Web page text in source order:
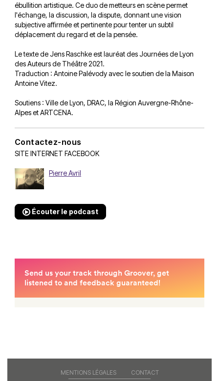
ébullition artistique. Ce duo de metteurs en scène permet
l'échange, la discussion, la dispute, donnant une vision
subjective affirmée et pertinente pour tenter un subtil
déplacement du regard et de la pensée.
Le texte de Jens Raschke est lauréat des Journées de Lyon
des Auteurs de Théâtre 2021.
Traduction : Antoine Palévody avec le soutien de la Maison
Antoine Vitez.
Soutiens : Ville de Lyon, DRAC, la Région Auvergne-Rhône-
Alpes et ARTCENA.
Contactez-nous
SITE INTERNET FACEBOOK
Pierre Avril
Écouter le podcast
MENTIONS LÉGALES CONTACT